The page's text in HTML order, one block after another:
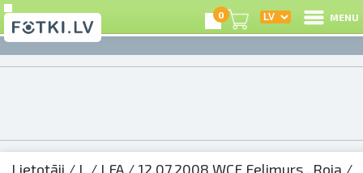
0 MENU
Lietotāji / L/ LFA/ 12.07.2008 WCF Felimurs , Roja /